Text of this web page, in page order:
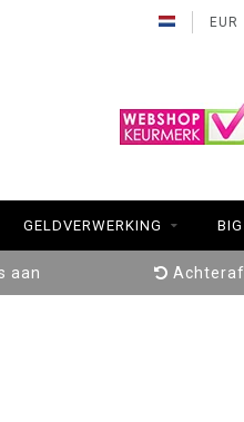
EUR
GELDVERWERKING
aan